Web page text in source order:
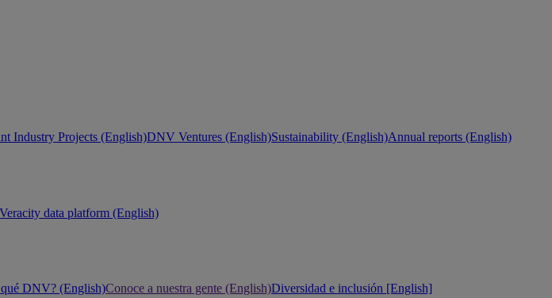
Industry Projects (English)DNV Ventures (English)Sustainability (English)Annual reports (English)
Veracity data platform (English)
qué DNV? (English)Conoce a nuestra gente (English)Diversidad e inclusión [English]